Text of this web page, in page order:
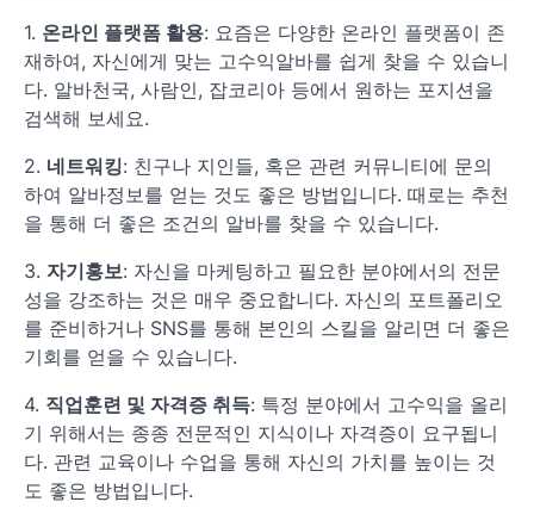
1. 온라인 플랫폼 활용: 요즘은 다양한 온라인 플랫폼이 존
재하여, 자신에게 맞는 고수익알바를 쉽게 찾을 수 있습니
다. 알바천국, 사람인, 잡코리아 등에서 원하는 포지션을
검색해 보세요.
2. 네트워킹: 친구나 지인들, 혹은 관련 커뮤니티에 문의
하여 알바정보를 얻는 것도 좋은 방법입니다. 때로는 추천
을 통해 더 좋은 조건의 알바를 찾을 수 있습니다.
3. 자기홍보: 자신을 마케팅하고 필요한 분야에서의 전문
성을 강조하는 것은 매우 중요합니다. 자신의 포트폴리오
를 준비하거나 SNS를 통해 본인의 스킬을 알리면 더 좋은
기회를 얻을 수 있습니다.
4. 직업훈련 및 자격증 취득: 특정 분야에서 고수익을 올리
기 위해서는 종종 전문적인 지식이나 자격증이 요구됩니
다. 관련 교육이나 수업을 통해 자신의 가치를 높이는 것
도 좋은 방법입니다.